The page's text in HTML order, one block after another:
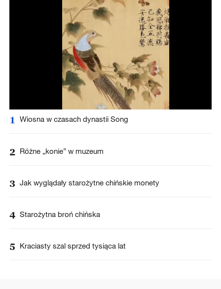
1 Wiosna w czasach dynastii Song
2 Różne „konie” w muzeum
3 Jak wyglądały starożytne chińskie monety
4 Starożytna broń chińska
5 Kraciasty szal sprzed tysiąca lat